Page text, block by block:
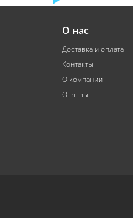
О нас
Доставка и оплата
Контакты
О компании
Отзывы